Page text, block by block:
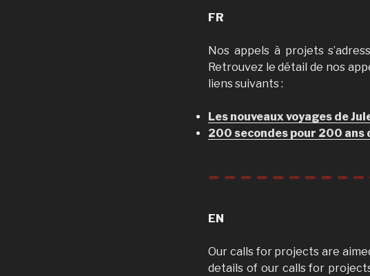
FR
Nos appels à projets
Retrouvez le détail de nos
liens suivants :
Les nouveaux voyages de
200 secondes pour 200 ans
EN
Our calls for projects are
details of our calls for